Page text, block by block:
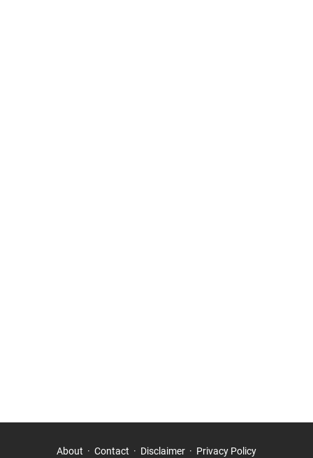
About Contact Disclaimer Privacy Policy